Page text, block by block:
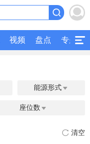
视频 盘点 专题
能源形式 
座位数 
清空